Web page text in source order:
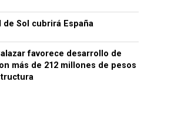
de Sol cubrirá España
favorece desarrollo de
más de 212 millones de pesos